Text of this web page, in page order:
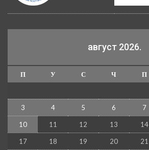
август 2026.
П У С Ч П
3 4 5 6 7
10 11 12 13 14
17 18 19 20 21